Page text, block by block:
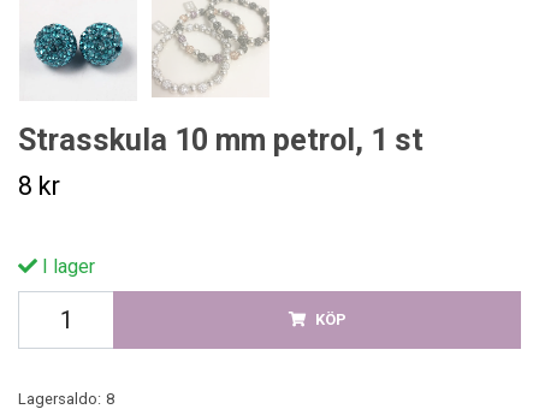
Strasskula 10 mm petrol, 1 st
8 kr
I lager
KÖP
Lagersaldo: 8